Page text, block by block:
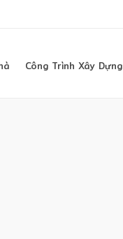
Công Trình Xây Dựng